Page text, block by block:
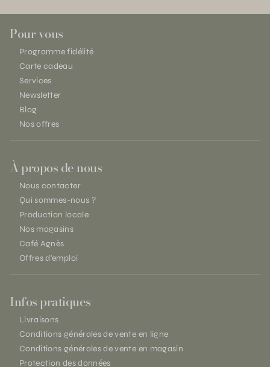
Pour vous
Programme fidélité
Carte cadeau
Services
Newsletter
Blog
Nos offres
À propos de nous
Nous contacter
Qui sommes-nous ?
Production locale
Nos magasins
Café Agnès
Offres d'emploi
Infos pratiques
Livraisons
Conditions générales de vente en ligne
Conditions générales de vente en magasin
Protection des données